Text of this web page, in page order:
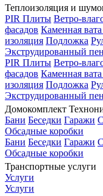
Теплоизоляция и
PIR Плиты Ветро-
фасадов Каменная вата
изоляция Подложка
Экструдированный
PIR Плиты Ветро-
фасадов Каменная вата
изоляция Подложка
Экструдированный
Домокомплект
Бани Беседки Гаражи
Обсадные коробки
Бани Беседки Гаражи
Обсадные коробки
Транспортные услуги
Услуги
Услуги